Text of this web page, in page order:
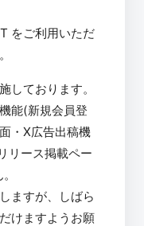
をご利用いただ
しております。
能(新規会員登
・X広告出稿機
リース掲載ペー
ますが、しばら
けますようお願